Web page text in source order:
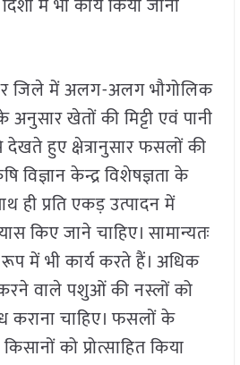
में भी कार्य किया जाना
जिले में अलग-अलग भौगोलिक
अनुसार खेतों की मिट्टी एवं पानी
देखते हुए क्षेत्रानुसार फसलों की
विज्ञान केन्द्र विशेषज्ञता के
ही प्रति एकड़ उत्पादन में
किए जाने चाहिए। सामान्यतः
में भी कार्य करते हैं। अधिक
वाले पशुओं की नस्लों को
कराना चाहिए। फसलों के
को प्रोत्साहित किया